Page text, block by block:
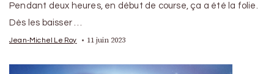
Pendant deux heures, en début de course, ça a été la folie.
Dès les baisser …
Jean-Michel Le Roy 11 juin 2023